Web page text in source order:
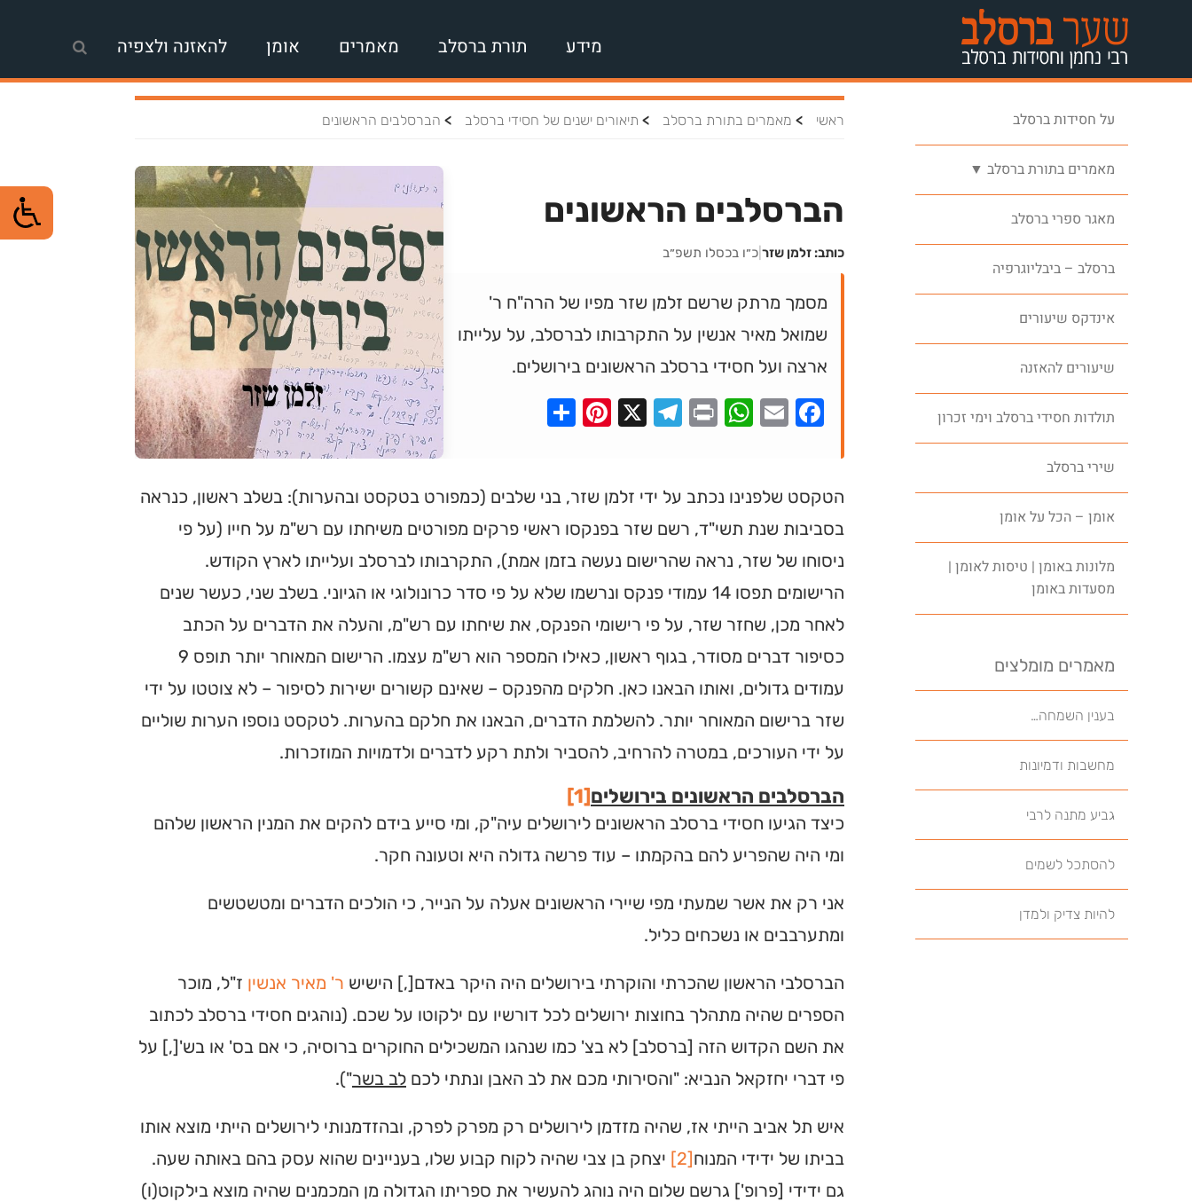
מידע תורת ברסלב מאמרים אומן להאזנה ולצפיה
על חסידות ברסלב
מאמרים בתורת ברסלב ▼
מאגר ספרי ברסלב
ברסלב – ביבליוגרפיה
אינדקס שיעורים
שיעורים להאזנה
תולדות חסידי ברסלב וימי זכרון
שירי ברסלב
אומן – הכל על אומן
מלונות באומן | טיסות לאומן |
מסעדות באומן
מאמרים מומלצים
בענין השמחה…
מחשבות ודמיונות
גביע מתנה לרבי
להסתכל לשמים
להיות צדיק ולמדן
ראשי > מאמרים בתורת ברסלב > תיאורים ישנים של חסידי ברסלב > הברסלבים הראשונים
הברסלבים הראשונים
כותב: זלמן שזר כ״ו בכסלו תשפ״ב
מסמך מרתק שרשם זלמן שזר מפיו של הרה"ח ר'
שמואל מאיר אנשין על התקרבותו לברסלב, על עלייתו
ארצה ועל חסידי ברסלב הראשונים בירושלים.
Facebook
Email
WhatsApp
Print
Telegram
X
Pinterest
הטקסט שלפנינו נכתב על ידי זלמן שזר, בני שלבים (כמפורט בטקסט ובהערות): בשלב ראשון, כנראה
בסביבות שנת תשי"ד, רשם שזר בפנקסו ראשי פרקים מפורטים משיחתו עם רש"מ על חייו (על פי
ניסוחו של שזר, נראה שהרישום נעשה בזמן אמת), התקרבותו לברסלב ועלייתו לארץ הקודש.
הרישומים תפסו 14 עמודי פנקס ונרשמו שלא על פי סדר כרונולוגי או הגיוני. בשלב שני, כעשר שנים
לאחר מכן, שחזר שזר, על פי רישומי הפנקס, את שיחתו עם רש"מ, והעלה את הדברים על הכתב
כסיפור דברים מסודר, בגוף ראשון, כאילו המספר הוא רש"מ עצמו. הרישום המאוחר יותר תופס 9
עמודים גדולים, ואותו הבאנו כאן. חלקים מהפנקס – שאינם קשורים ישירות לסיפור – לא צוטטו על ידי
שזר ברישום המאוחר יותר. להשלמת הדברים, הבאנו את חלקם בהערות. לטקסט נוספו הערות שוליים
על ידי העורכים, במטרה להרחיב, להסביר ולתת רקע לדברים ולדמויות המוזכרות.
הברסלבים הראשונים בירושלים[1]
כיצד הגיעו חסידי ברסלב הראשונים לירושלים עיה"ק, ומי סייע בידם להקים את המנין הראשון שלהם
ומי היה שהפריע להם בהקמתו – עוד פרשה גדולה היא וטעונה חקר.
אני רק את אשר שמעתי מפי שיירי הראשונים אעלה על הנייר, כי הולכים הדברים ומטשטשים
ומתערבבים או נשכחים כליל.
הברסלבי הראשון שהכרתי והוקרתי בירושלים היה היקר באדם[,] הישיש ר' מאיר אנשין ז"ל, מוכר
הספרים שהיה מתהלך בחוצות ירושלים לכל דורשיו עם ילקוטו על שכם. (נוהגים חסידי ברסלב לכתוב
את השם הקדוש הזה [ברסלב] לא בצ' כמו שנהגו המשכילים החוקרים ברוסיה, כי אם בס' או בש'[,] על
פי דברי יחזקאל הנביא: "והסירותי מכם את לב האבן ונתתי לכם לב בשר").
איש תל אביב הייתי אז, שהיה מזדמן לירושלים רק מפרק לפרק, ובהזדמנותי לירושלים הייתי מוצא אותו
בביתו של ידידי המנוח[2]
יצחק בן צבי שהיה לקוח קבוע שלו, בעניינים שהוא עסק בהם באותה שעה.
גם ידידי [פרופ'] גרשם שלום היה נוהג להעשיר את ספריתו הגדולה מן המכמנים שהיה מוצא בילקוט(ו)